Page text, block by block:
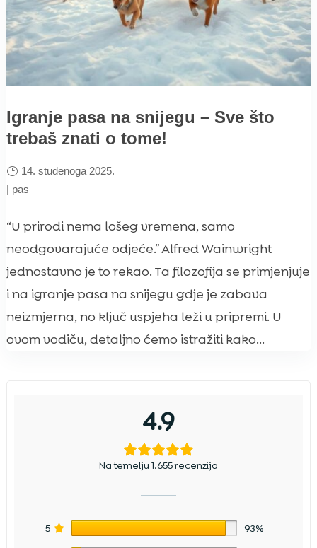
Igranje pasa na snijegu – Sve što
trebaš znati o tome!
14. studenoga 2025.
| pas
“U prirodi nema lošeg vremena, samo
neodgovarajuće odjeće.” Alfred Wainwright
jednostavno je to rekao. Ta filozofija se primjenjuje
i na igranje pasa na snijegu gdje je zabava
neizmjerna, no ključ uspjeha leži u pripremi. U
ovom vodiču, detaljno ćemo istražiti kako...
4.9
Na temelju 1.655 recenzija
5 93%